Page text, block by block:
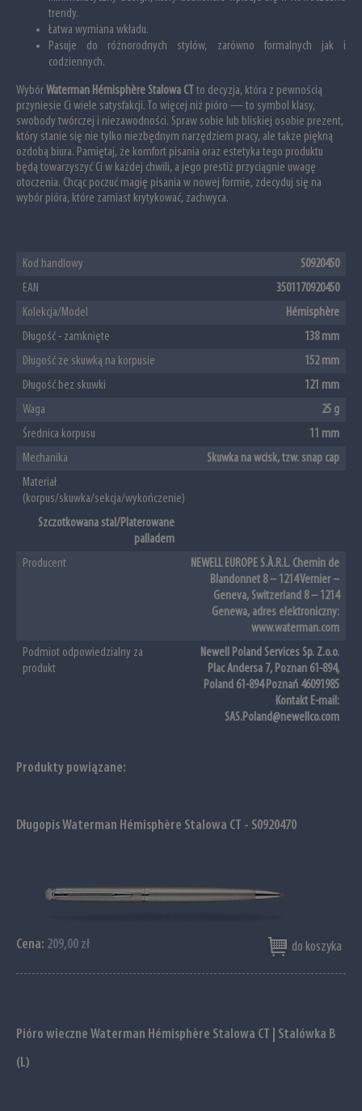
trendy.
Łatwa wymiana wkładu.
Pasuje do różnorodnych stylów, zarówno formalnych jak i
codziennych.
WybórWaterman Hémisphère Stalowa CT to decyzja, która z pewnością
przyniesie Ci wiele satysfakcji. To więcej niż pióro — to symbol klasy,
swobody twórczej i niezawodności. Spraw sobie lub bliskiej osobie prezent,
który stanie się nie tylko niezbędnym narzędziem pracy, ale także piękną
ozdobą biura. Pamiętaj, że komfort pisania oraz estetyka tego produktu
będą towarzyszyć Ci w każdej chwili, a jego prestiż przyciągnie uwagę
otoczenia. Chcąc poczuć magię pisania w nowej formie, zdecyduj się na
wybór pióra, które zamiast krytykować, zachwyca.
Kod handlowy
S0920450
EAN
3501170920450
Kolekcja/Model
Hémisphère
Długość - zamknięte
138 mm
Długość ze skuwką na korpusie
152 mm
Długość bez skuwki
121 mm
Waga
25 g
Średnica korpusu
11 mm
Mechanika
Skuwka na wcisk, tzw. snap cap
Materiał
(korpus/skuwka/sekcja/wykończenie)
Szczotkowana stal/Platerowane
palladem
Producent
NEWELL EUROPE S.À.R.L. Chemin de
Blandonnet 8 – 1214 Vernier –
Geneva, Switzerland 8 – 1214
Genewa, adres elektroniczny:
www.waterman.com
Podmiot odpowiedzialny za
produkt
Newell Poland Services Sp. Z.o.o.
Plac Andersa 7, Poznan 61-894,
Poland 61-894 Poznań 46091985
Kontakt E-mail:
SAS.Poland@newellco.com
Produkty powiązane:
Długopis Waterman Hémisphère Stalowa CT - S0920470
Cena: 209,00 zł do koszyka
Pióro wieczne Waterman Hémisphère Stalowa CT | Stalówka B
(L)